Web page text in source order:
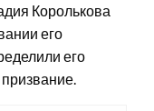
Королькова
его
его
призвание.